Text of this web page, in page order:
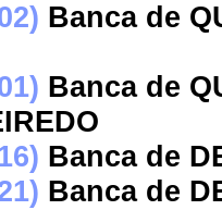
Banca de
Banca de
Banca de
Banca de